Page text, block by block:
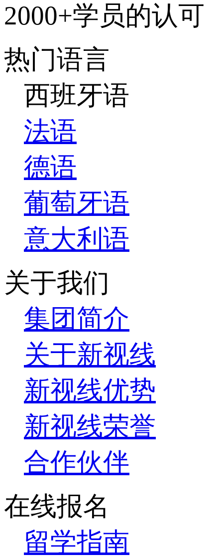
2000+学员的认可
热门语言
西班牙语
法语
德语
葡萄牙语
意大利语
关于我们
集团简介
关于新视线
新视线优势
新视线荣誉
合作伙伴
在线报名
留学指南